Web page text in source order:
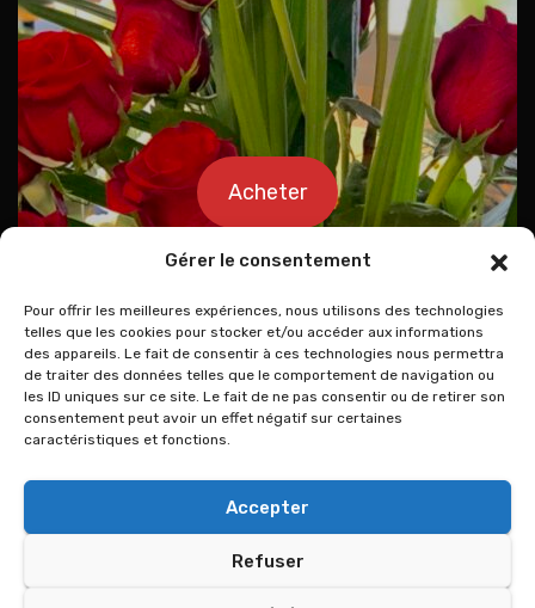
Gérer le consentement
Pour offrir les meilleures expériences, nous utilisons des technologies
telles que les cookies pour stocker et/ou accéder aux informations
des appareils. Le fait de consentir à ces technologies nous permettra
de traiter des données telles que le comportement de navigation ou
les ID uniques sur ce site. Le fait de ne pas consentir ou de retirer son
consentement peut avoir un effet négatif sur certaines
caractéristiques et fonctions.
Accepter
Refuser
Acheter